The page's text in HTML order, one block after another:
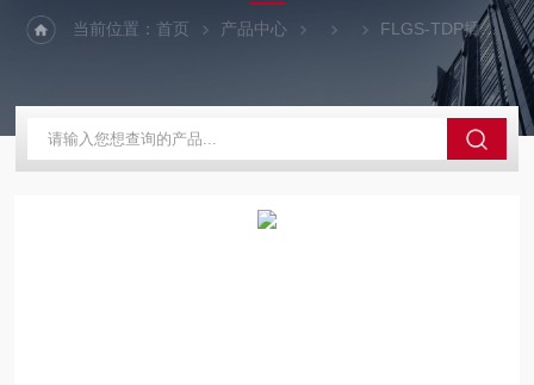
当前位置：首页 产品中心 FLGS-TDP插针式热耗散植物茎流计